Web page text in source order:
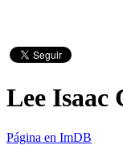
Lee Isaac
Página en ImDB